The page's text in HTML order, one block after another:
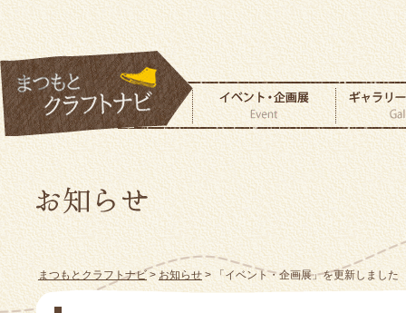
まつもとクラフトナビ>お知らせ> 「イベント・企画展」を更新しました